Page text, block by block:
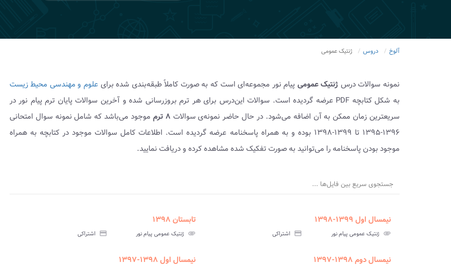
آلوخ دروس ژنتیک عمومی
نمونه سوالات درس ژنتیک عمومی پیام نور مجموعه‌ای است که به صورت کاملاً طبقه‌بندی شده برای علوم و مهندسی محیط زیست
به شکل کتابچه PDF عرضه گردیده است. سوالات این‌درس برای هر ترم بروزرسانی شده و آخرین سوالات پایان ترم پیام نور در
سریعترین زمان ممکن به آن اضافه می‌شود. در حال حاضر نمونه‌ی سوالات ۸ ترم
موجود می‌باشد که شامل نمونه سوال امتحانی
۱۳۹۶-۱۳۹۵ تا ۱۳۹۹-۱۳۹۸ بوده و به همراه پاسخنامه عرضه گردیده است. اطلاعات کامل سوالات موجود در کتابچه به همراه
موجود بودن پاسخنامه را می‌توانید به صورت تفکیک شده مشاهده کرده و دریافت نمایید.
جستجوی سریع بین فایل‌ها ...
نیمسال اول ۱۳۹۹-۱۳۹۸
attachment ژنتیک عمومی پیام نور credit_card اشتراکی
تابستان ۱۳۹۸
attachment ژنتیک عمومی پیام نور credit_card اشتراکی
نیمسال دوم ۱۳۹۸-۱۳۹۷ نیمسال اول ۱۳۹۸-۱۳۹۷